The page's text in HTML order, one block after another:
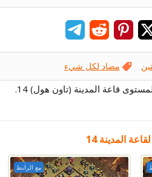
مضاد لكل شيء
قاعة المدينة (تاون هول) 14.
المدينة 14
مع الرابط